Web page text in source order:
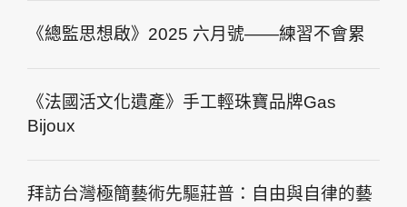
《總監思想啟》2025 六月號——練習不會累
《法國活文化遺產》手工輕珠寶品牌Gas
Bijoux
拜訪台灣極簡藝術先驅莊普：自由與自律的藝